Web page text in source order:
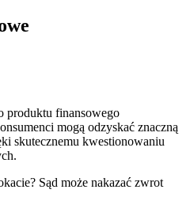
produktu finansowego
mogą odzyskać znaczną
skutecznemu kwestionowaniu
Sąd może nakazać zwrot